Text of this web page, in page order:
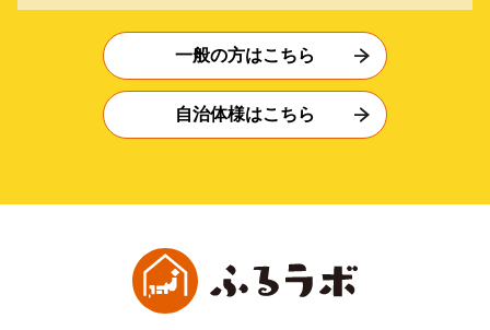
一般の方はこちら
自治体様はこちら